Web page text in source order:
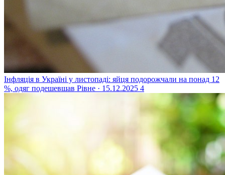
Інфляція в Україні у листопаді: яйця подорожчали на понад 12
%, одяг подешевшав Рівне · 15.12.2025 4